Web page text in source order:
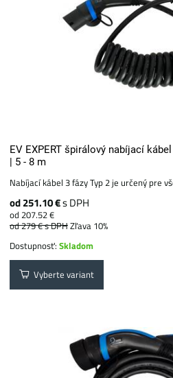
EV EXPERT špirálový nabíjací
| 5 - 8 m
Nabíjací kábel 3 fázy Typ 2 je určený pre
od 251.10 €s DPH
od 207.52 €
od 279 €s DPHZľava 10%
Dostupnosť:Skladom
Vyberte variant